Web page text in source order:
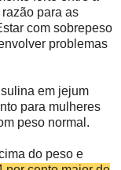
para as
com sobrepeso
problemas
em jejum
para mulheres
peso normal.
do peso e